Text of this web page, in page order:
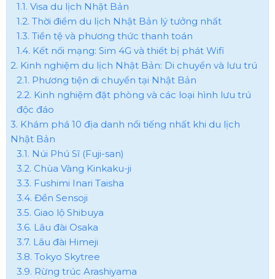
1.1. Visa du lịch Nhật Bản
1.2. Thời điểm du lịch Nhật Bản lý tưởng nhất
1.3. Tiền tệ và phương thức thanh toán
1.4. Kết nối mạng: Sim 4G và thiết bị phát Wifi
2. Kinh nghiệm du lịch Nhật Bản: Di chuyển và lưu trú
2.1. Phương tiện di chuyển tại Nhật Bản
2.2. Kinh nghiệm đặt phòng và các loại hình lưu trú
độc đáo
3. Khám phá 10 địa danh nổi tiếng nhất khi du lịch
Nhật Bản
3.1. Núi Phú Sĩ (Fuji-san)
3.2. Chùa Vàng Kinkaku-ji
3.3. Fushimi Inari Taisha
3.4. Đền Sensoji
3.5. Giao lộ Shibuya
3.6. Lâu đài Osaka
3.7. Lâu đài Himeji
3.8. Tokyo Skytree
3.9. Rừng trúc Arashiyama